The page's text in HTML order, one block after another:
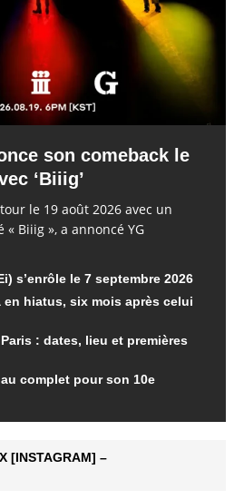
son comeback le
‘Biiig’
le 19 août 2026 avec un
Biiig », a annoncé YG
s’enrôle le 7 septembre 2026
en hiatus, six mois après celui
Paris : dates, lieu et premières
complet pour son 10e
[INSTAGRAM] –